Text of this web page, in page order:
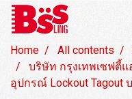
Home All contents
บริษัท กรุงเทพเซฟตี้
อุปกรณ์ Lockout Tagout